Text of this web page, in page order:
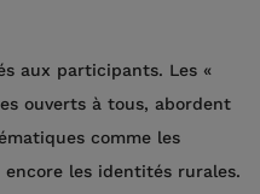
aux participants. Les «
ouverts à tous, abordent
comme les
les identités rurales.